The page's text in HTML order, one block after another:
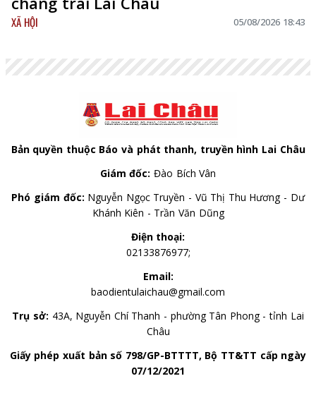
XÃ HỘI 05/08/2026 18:43
Bản quyền thuộc Báo và phát thanh, truyền hình Lai Châu
Giám đốc: Đào Bích Vân
Phó giám đốc: Nguyễn Ngọc Truyền - Vũ Thị Thu Hương - Dư
Khánh Kiên - Trần Văn Dũng
Điện thoại:
02133876977;
Email:
baodientulaichau@gmail.com
Trụ sở: 43A, Nguyễn Chí Thanh - phường Tân Phong - tỉnh Lai
Châu
Giấy phép xuất bản số 798/GP-BTTTT, Bộ TT&TT cấp ngày
07/12/2021